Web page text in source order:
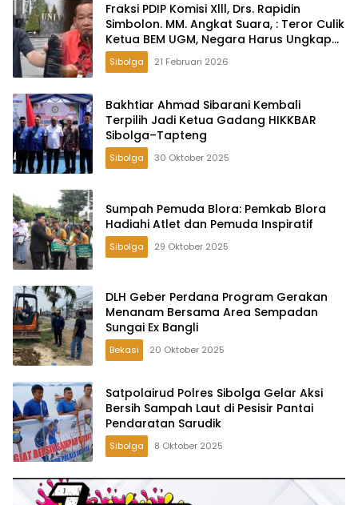
Fraksi PDIP Komisi Xlll, Drs. Rapidin
Simbolon. MM. Angkat Suara, : Teror Culik
Ketua BEM UGM, Negara Harus Ungkap
Tak Cukup Hanya Klarifikasi
Sibolga 21 Februari 2026
Bakhtiar Ahmad Sibarani Kembali
Terpilih Jadi Ketua Gadang HIKKBAR
Sibolga–Tapteng
Sibolga 30 Oktober 2025
Sumpah Pemuda Blora: Pemkab Blora
Hadiahi Atlet dan Pemuda Inspiratif
Sibolga 29 Oktober 2025
DLH Geber Perdana Program Gerakan
Menanam Bersama Area Sempadan
Sungai Ex Bangli
Bekasi 20 Oktober 2025
Satpolairud Polres Sibolga Gelar Aksi
Bersih Sampah Laut di Pesisir Pantai
Pendaratan Sarudik
Sibolga 8 Oktober 2025